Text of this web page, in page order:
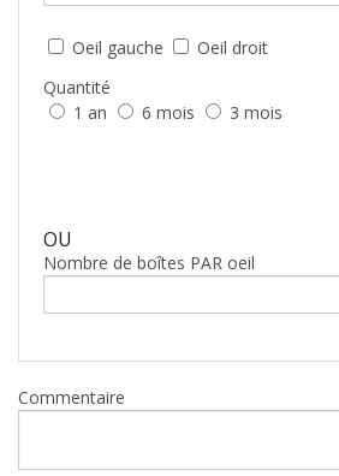
Oeil gauche
Oeil droit
Quantité
1 an
6 mois 3 mois
OU
Nombre de boîtes PAR oeil
Commentaire